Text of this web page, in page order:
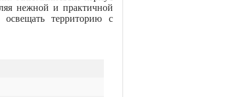
нежной и практичной
освещать территорию с